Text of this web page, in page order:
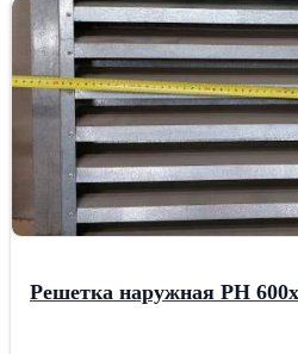
Решетка наружная РН